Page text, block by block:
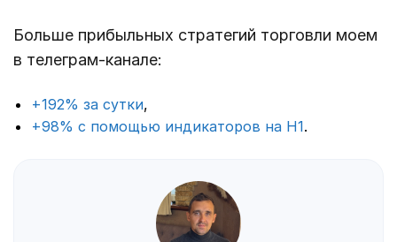
Больше прибыльных стратегий торговли моем
в телеграм-канале:
+192% за сутки,
+98% с помощью индикаторов на Н1.